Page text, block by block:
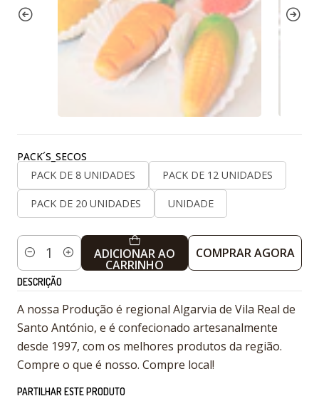
PACK´S_SECOS
PACK DE 8 UNIDADES
PACK DE 12 UNIDADES
PACK DE 20 UNIDADES UNIDADE
Quantidade ADICIONAR AO
CARRINHO
COMPRAR AGORA
DESCRIÇÃO
A nossa Produção é regional Algarvia de Vila Real de
Santo António, e é confecionado artesanalmente
desde 1997, com os melhores produtos da região.
Compre o que é nosso. Compre local!
PARTILHAR ESTE PRODUTO